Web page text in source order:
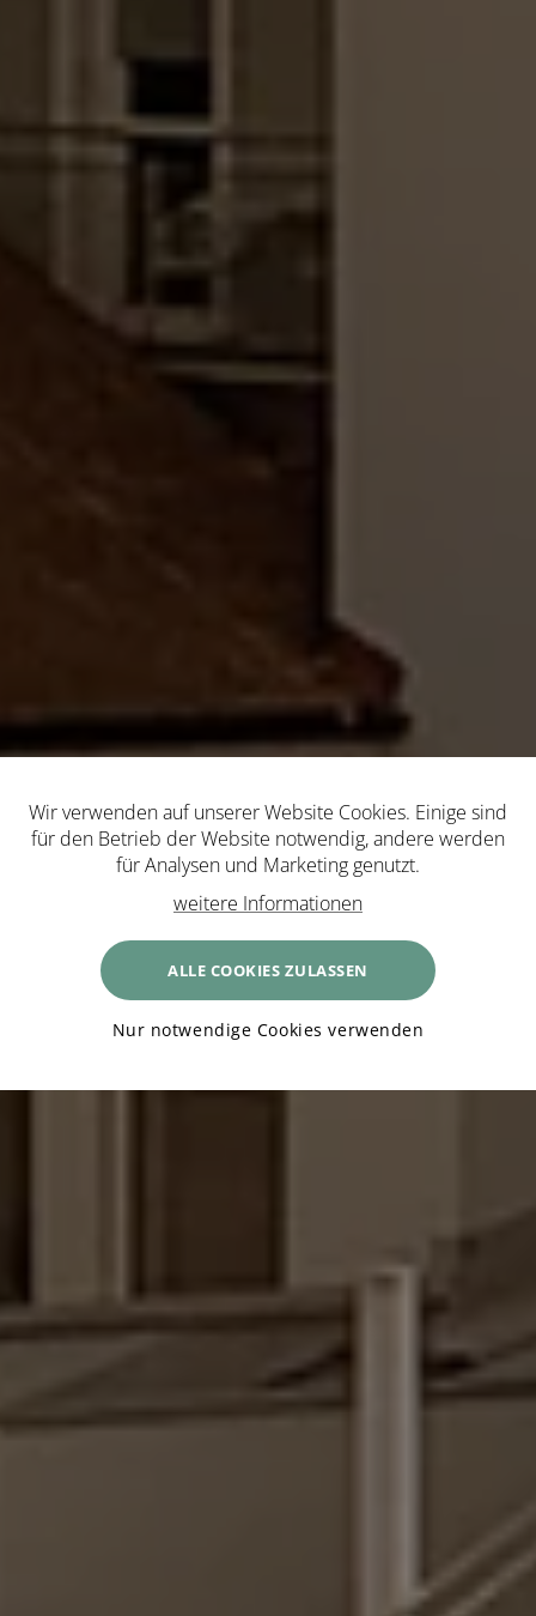
Wir verwenden auf unserer Website Cookies. Einige sind
für den Betrieb der Website notwendig, andere werden
für Analysen und Marketing genutzt.
weitere Informationen
ALLE COOKIES ZULASSEN
Nur notwendige Cookies verwenden